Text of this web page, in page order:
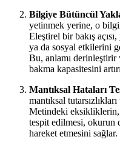
Bilgiye Bütüncül
yetinmek yerine, o
Eleştirel bir bakış
ya da sosyal etkilerini
Bu, anlamı
bakma kapasitesini
Mantıksal Hataları
mantıksal
Metindeki eksikliklerin,
tespit edilmesi, okurun
hareket etmesini sağlar.